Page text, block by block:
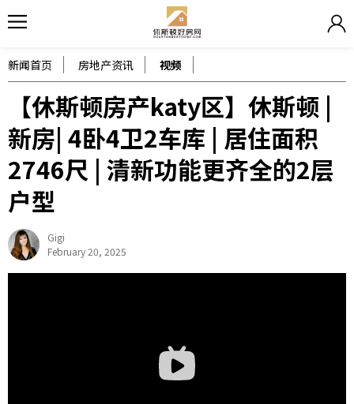
新闻首页 房地产资讯 视频
【休斯顿房产katy区】休斯顿 |
新房| 4卧4卫2车库 | 居住面积
2746尺 | 清新功能更齐全的2层
户型
Gigi
February 20, 2025